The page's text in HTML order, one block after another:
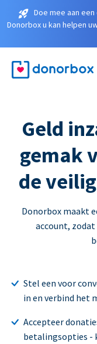
Doe mee aan
Donorbox u kan helpen
Geld
gemak
de
Donorbox maakt
account,
Stel een voor
in en verbind het
Accepteer
betalingsopties -